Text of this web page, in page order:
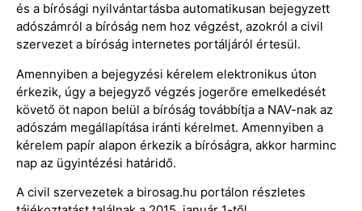
és a bírósági nyilvántartásba automatikusan bejegyzett
adószámról a bíróság nem hoz végzést, azokról a civil
szervezet a bíróság internetes portáljáról értesül.
Amennyiben a bejegyzési kérelem elektronikus úton
érkezik, úgy a bejegyző végzés jogerőre emelkedését
követő öt napon belül a bíróság továbbítja a NAV-nak az
adószám megállapítása iránti kérelmet. Amennyiben a
kérelem papír alapon érkezik a bíróságra, akkor harminc
nap az ügyintézési határidő.
A civil szervezetek a birosag.hu portálon részletes